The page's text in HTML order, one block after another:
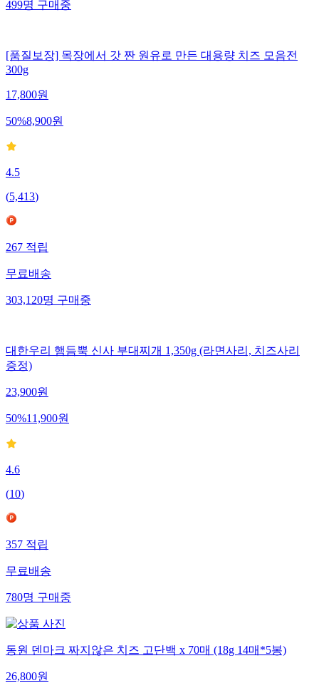
499명구매중
[품질보장] 목장에서 갓 짠 원유로 만든 대용량 치즈 모음전
300g
17,800원
50%8,900원
4.5
(5,413)
267적립
무료배송
303,120명구매중
대한우리 햄듬뿍 신사 부대찌개 1,350g (라면사리, 치즈사리
증정)
23,900원
50%11,900원
4.6
(10)
357적립
무료배송
780명구매중
동원 덴마크 짜지않은 치즈 고단백 x 70매 (18g 14매*5봉)
26,800원